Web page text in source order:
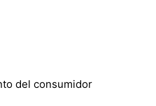
del consumidor